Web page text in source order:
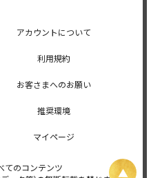
アカウントについて
利用規約
お客さまへのお願い
推奨環境
マイページ
てのコンテンツ